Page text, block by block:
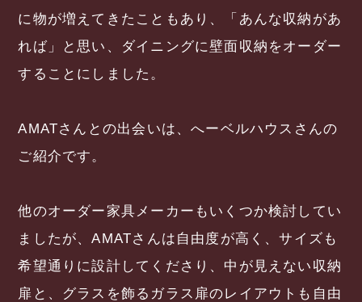
に物が増えてきたこともあり、「あんな収納があ
れば」と思い、ダイニングに壁面収納をオーダー
することにしました。
AMATさんとの出会いは、へーベルハウスさんの
ご紹介です。
他のオーダー家具メーカーもいくつか検討してい
ましたが、AMATさんは自由度が高く、サイズも
希望通りに設計してくださり、中が見えない収納
扉と、グラスを飾るガラス扉のレイアウトも自由